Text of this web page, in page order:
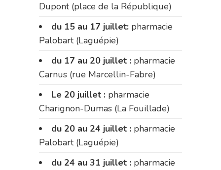
Dupont (place de la République)
du 15 au 17 juillet: pharmacie
Palobart (Laguépie)
du 17 au 20 juillet : pharmacie
Carnus (rue Marcellin-Fabre)
Le 20 juillet : pharmacie
Charignon-Dumas (La Fouillade)
du 20 au 24 juillet : pharmacie
Palobart (Laguépie)
du 24 au 31 juillet : pharmacie